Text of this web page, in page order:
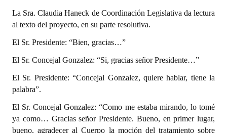
La Sra. Claudia Haneck de Coordinación Legislativa da lectura
al texto del proyecto, en su parte resolutiva.
El Sr. Presidente: “Bien, gracias…”
El Sr. Concejal Gonzalez: “Si, gracias señor Presidente…”
El Sr. Presidente: “Concejal Gonzalez, quiere hablar, tiene la
palabra”.
El Sr. Concejal Gonzalez: “Como me estaba mirando, lo tomé
ya como… Gracias señor Presidente. Bueno, en primer lugar,
bueno, agradecer al Cuerpo la moción del tratamiento sobre